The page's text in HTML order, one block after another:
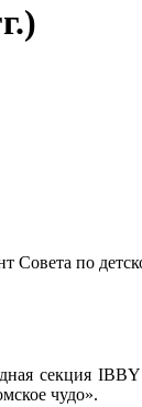
Совета по
секция
чудо».